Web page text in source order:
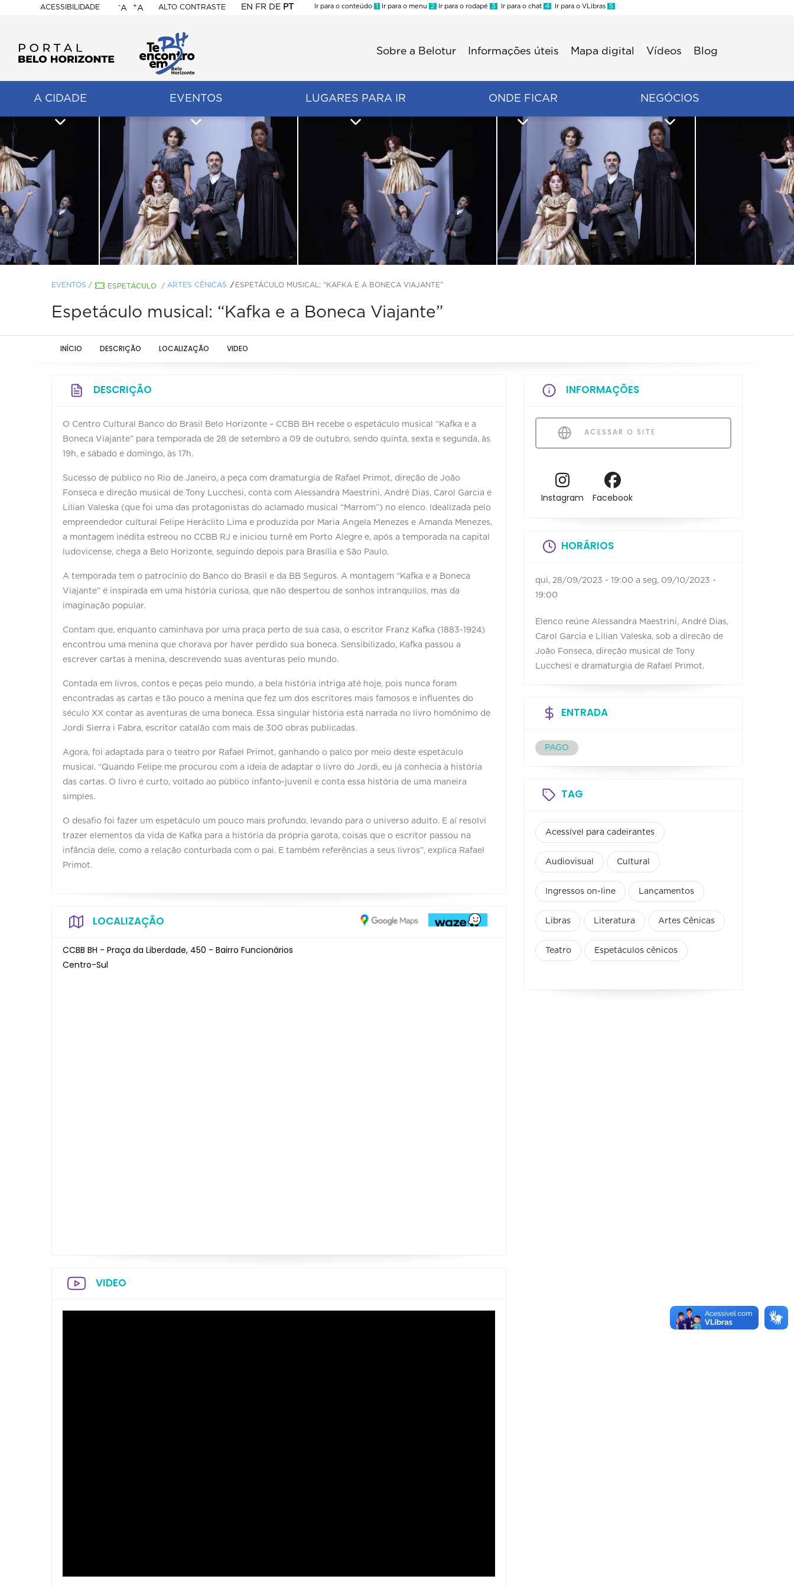
ACESSIBILIDADE
BELO
HORIZONTE
-A +A ALTO CONTRASTE EN FR DE PT
Ir para o conteúdo 1 Ir para o menu 2 Ir para o rodapé 3 Ir para o chat 4 Ir para o VLibras 5
Sobre a Belotur Informações úteis Mapa digital Vídeos Blog
A CIDADE EVENTOS LUGARES PARA IR ONDE FICAR NEGÓCIOS
EVENTOS / ESPETÁCULO / ARTES CÊNICAS ESPETÁCULO MUSICAL: “KAFKA E A BONECA VIAJANTE”
Espetáculo musical: “Kafka e a Boneca Viajante”
INÍCIO DESCRIÇÃO LOCALIZAÇÃO VIDEO
DESCRIÇÃO
O Centro Cultural Banco do Brasil Belo Horizonte – CCBB BH recebe o espetáculo musical “Kafka e a
Boneca Viajante” para temporada de 28 de setembro a 09 de outubro, sendo quinta, sexta e segunda, às
19h, e sábado e domingo, às 17h.
Sucesso de público no Rio de Janeiro, a peça com dramaturgia de Rafael Primot, direção de João
Fonseca e direção musical de Tony Lucchesi, conta com Alessandra Maestrini, André Dias, Carol Garcia e
Lilian Valeska (que foi uma das protagonistas do aclamado musical “Marrom”) no elenco. Idealizada pelo
empreendedor cultural Felipe Heráclito Lima e produzida por Maria Angela Menezes e Amanda Menezes,
a montagem inédita estreou no CCBB RJ e iniciou turnê em Porto Alegre e, após a temporada na capital
ludovicense, chega a Belo Horizonte, seguindo depois para Brasília e São Paulo.
A temporada tem o patrocínio do Banco do Brasil e da BB Seguros. A montagem “Kafka e a Boneca
Viajante” é inspirada em uma história curiosa, que não despertou de sonhos intranquilos, mas da
imaginação popular.
Contam que, enquanto caminhava por uma praça perto de sua casa, o escritor Franz Kafka (1883-1924)
encontrou uma menina que chorava por haver perdido sua boneca. Sensibilizado, Kafka passou a
escrever cartas à menina, descrevendo suas aventuras pelo mundo.
Contada em livros, contos e peças pelo mundo, a bela história intriga até hoje, pois nunca foram
encontradas as cartas e tão pouco a menina que fez um dos escritores mais famosos e influentes do
século XX contar as aventuras de uma boneca. Essa singular história está narrada no livro homônimo de
Jordi Sierra i Fabra, escritor catalão com mais de 300 obras publicadas.
Agora, foi adaptada para o teatro por Rafael Primot, ganhando o palco por meio deste espetáculo
musical. “Quando Felipe me procurou com a ideia de adaptar o livro do Jordi, eu já conhecia a história
das cartas. O livro é curto, voltado ao público infanto-juvenil e conta essa história de uma maneira
simples.
O desafio foi fazer um espetáculo um pouco mais profundo, levando para o universo adulto. E aí resolvi
trazer elementos da vida de Kafka para a história da própria garota, coisas que o escritor passou na
infância dele, como a relação conturbada com o pai. E também referências a seus livros”, explica Rafael
Primot.
LOCALIZAÇÃO
CCBB BH - Praça da Liberdade, 450 - Bairro Funcionários
Centro-Sul
VIDEO
INFORMAÇÕES
ACESSAR O SITE
Instagram Facebook
HORÁRIOS
qui, 28/09/2023 - 19:00 a seg, 09/10/2023 -
19:00
Elenco reúne Alessandra Maestrini, André Dias,
Carol Garcia e Lilian Valeska, sob a direcão de
João Fonseca, direção musical de Tony
Lucchesi e dramaturgia de Rafael Primot.
ENTRADA
PAGO
TAG
Acessível para cadeirantes
Audiovisual Cultural
Ingressos on-line Lançamentos
Libras Literatura Artes Cênicas
Teatro Espetáculos cênicos